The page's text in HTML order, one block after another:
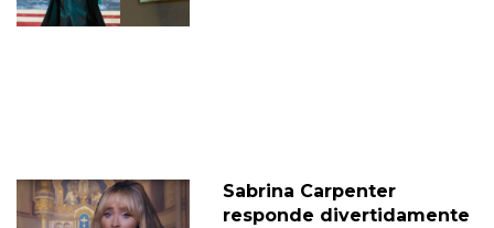
Sabrina Carpenter
responde divertidamente